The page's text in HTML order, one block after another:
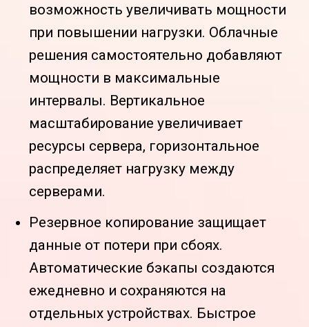
возможность увеличивать мощности
при повышении нагрузки. Облачные
решения самостоятельно добавляют
мощности в максимальные
интервалы. Вертикальное
масштабирование увеличивает
ресурсы сервера, горизонтальное
распределяет нагрузку между
серверами.
Резервное копирование защищает
данные от потери при сбоях.
Автоматические бэкапы создаются
ежедневно и сохраняются на
отдельных устройствах. Быстрое